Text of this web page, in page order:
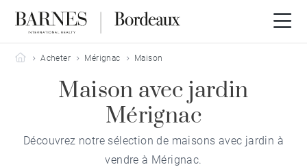
Barnes Bordeaux
Acheter Mérignac Maison
Maison avec jardin
Mérignac
Découvrez notre sélection de maisons avec jardin à
vendre à Mérignac.